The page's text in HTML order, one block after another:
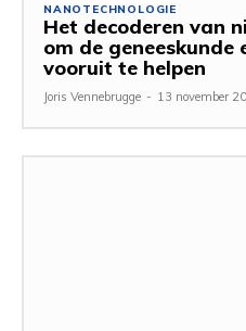
NANOTECHNOLOGIE
Het decoderen van
om de geneeskunde
vooruit te helpen
Joris Vennebrugge - 13 november